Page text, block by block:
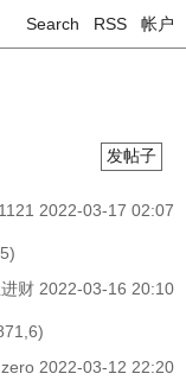
Search RSS 帐户
发帖子
2022-03-17 02:07
财 2022-03-16 20:10
2022-03-12 22:20